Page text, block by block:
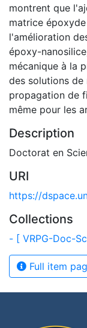
montrent que
matrice
l'amélioration
époxy-
mécanique à la
des solutions
propagation de
même pour les
Description
Doctorat en
URI
https://
Collections
Full item